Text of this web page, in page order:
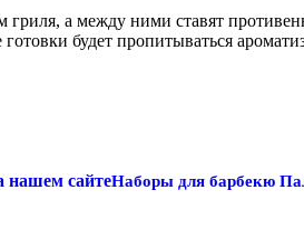
а между ними ставят
будет пропитываться
Наборы для барбекю